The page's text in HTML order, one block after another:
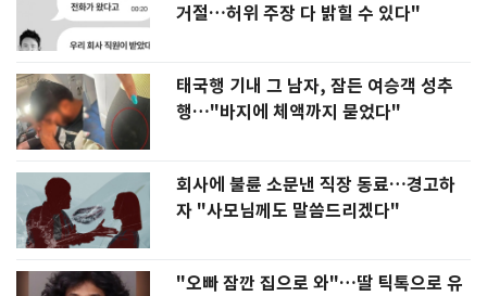
거절…허위 주장 다 밝힐 수 있다"
태국행 기내 그 남자, 잠든 여승객 성추
행…"바지에 체액까지 묻었다"
회사에 불륜 소문낸 직장 동료…경고하
자 "사모님께도 말씀드리겠다"
"오빠 잠깐 집으로 와"…딸 틱톡으로 유